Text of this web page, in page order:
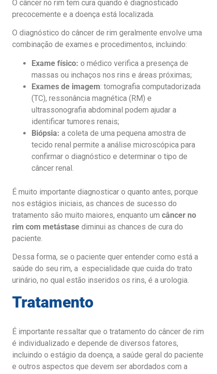
O câncer no rim tem cura quando é diagnosticado
precocemente e a doença está localizada.
O diagnóstico do câncer de rim geralmente envolve uma
combinação de exames e procedimentos, incluindo:
Exame físico: o médico verifica a presença de
massas ou inchaços nos rins e áreas próximas;
Exames de imagem: tomografia computadorizada
(TC), ressonância magnética (RM) e
ultrassonografia abdominal podem ajudar a
identificar tumores renais;
Biópsia: a coleta de uma pequena amostra de
tecido renal permite a análise microscópica para
confirmar o diagnóstico e determinar o tipo de
câncer renal.
É muito importante diagnosticar o quanto antes, porque
nos estágios iniciais, as chances de sucesso do
tratamento são muito maiores, enquanto um câncer no
rim com metástase diminui as chances de cura do
paciente.
Dessa forma, se o paciente quer entender como está a
saúde do seu rim, a especialidade que cuida do trato
urinário, no qual estão inseridos os rins, é a urologia.
Tratamento
É importante ressaltar que o tratamento do câncer de rim
é individualizado e depende de diversos fatores,
incluindo o estágio da doença, a saúde geral do paciente
e outros aspectos que devem ser abordados com a